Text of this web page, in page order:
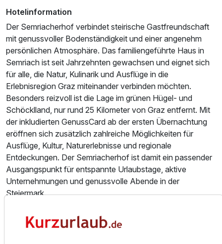
Hotelinformation
Der Semriacherhof verbindet steirische Gastfreundschaft
mit genussvoller Bodenständigkeit und einer angenehm
persönlichen Atmosphäre. Das familiengeführte Haus in
Semriach ist seit Jahrzehnten gewachsen und eignet sich
für alle, die Natur, Kulinarik und Ausflüge in die
Erlebnisregion Graz miteinander verbinden möchten.
Besonders reizvoll ist die Lage im grünen Hügel- und
Schöcklland, nur rund 25 Kilometer von Graz entfernt. Mit
der inkludierten GenussCard ab der ersten Übernachtung
eröffnen sich zusätzlich zahlreiche Möglichkeiten für
Ausflüge, Kultur, Naturerlebnisse und regionale
Entdeckungen. Der Semriacherhof ist damit ein passender
Ausgangspunkt für entspannte Urlaubstage, aktive
Unternehmungen und genussvolle Abende in der
Steiermark.
Die Zimmer im Semriacherhof bieten einen unkomplizierten,